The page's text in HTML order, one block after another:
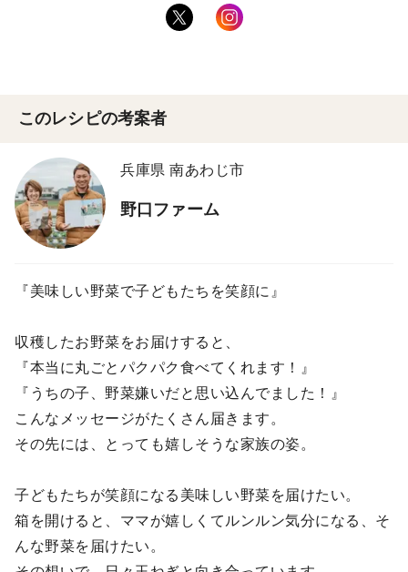
このレシピの考案者
兵庫県 南あわじ市
野口ファーム
『美味しい野菜で子どもたちを笑顔に』
収穫したお野菜をお届けすると、
『本当に丸ごとパクパク食べてくれます！』
『うちの子、野菜嫌いだと思い込んでました！』
こんなメッセージがたくさん届きます。
その先には、とっても嬉しそうな家族の姿。
子どもたちが笑顔になる美味しい野菜を届けたい。
箱を開けると、ママが嬉しくてルンルン気分になる、そ
んな野菜を届けたい。